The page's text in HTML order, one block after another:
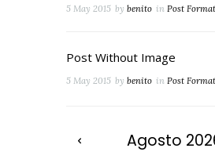
5 May 2015 by benito in Post
Post Without Image
5 May 2015 by benito in Post
Agosto